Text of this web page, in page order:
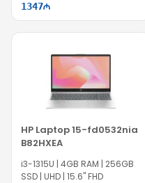
1347
HP Laptop 15-fd0532nia
B82HXEA
i3-1315U | 4GB RAM | 256GB
SSD | UHD | 15.6" FHD